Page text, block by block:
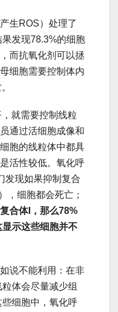
生ROS）处理了
发现78.3%的细胞
而抗氧化剂可以拯
细胞需要控制体内
就需要控制线粒
通过活细胞成像和
胞的线粒体中都具
活性较低。氧化呼
发现如果抑制复合
，细胞都会死亡；
合体I，那么78%
示这些细胞并不
说不能利用：在非
体会尽量减少组
细胞中，氧化呼